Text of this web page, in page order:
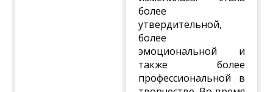
более
утвердительной,
более
эмоциональной и
также более
профессиональной в